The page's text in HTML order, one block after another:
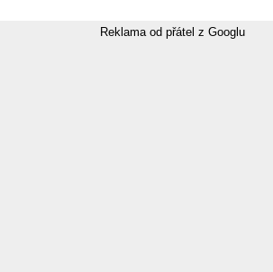
Reklama od přátel z Googlu